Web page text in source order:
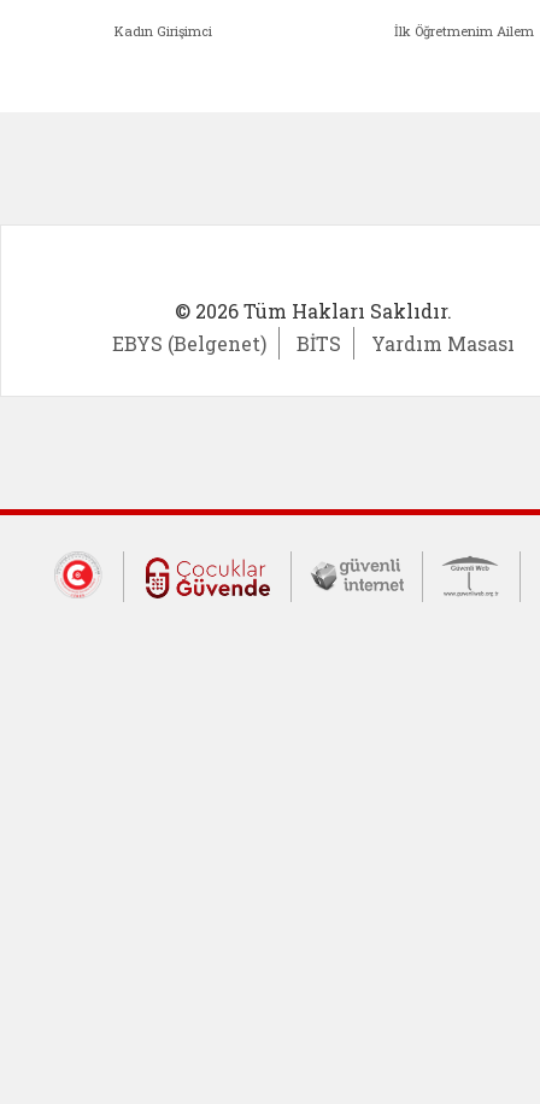
Kadın Girişimci İlk Öğretmenim Ailem
© 2026 Tüm Hakları Saklıdır.
EBYS (Belgenet)
BİTS Yardım Masası
Dış Bağlantılar
Cumhurbaşkanlığı İletişim Merkezi
Çocuklar Güvende (yeni
Güvenli